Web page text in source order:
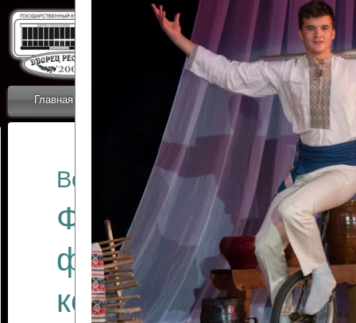
Главная Коллективы Новости
ОТЧЕТЫ ГКЦ
Все отчеты
Финал
фестиваля
коллективов